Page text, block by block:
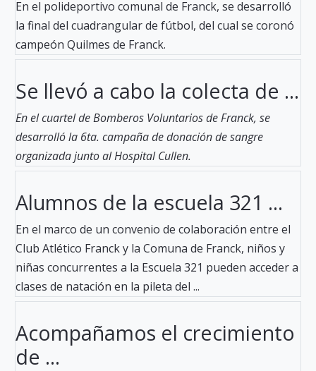
En el polideportivo comunal de Franck, se desarrolló
la final del cuadrangular de fútbol, del cual se coronó
campeón Quilmes de Franck.
Se llevó a cabo la colecta de ...
En el cuartel de Bomberos Voluntarios de Franck, se
desarrolló la 6ta. campaña de donación de sangre
organizada junto al Hospital Cullen.
Alumnos de la escuela 321 ...
En el marco de un convenio de colaboración entre el
Club Atlético Franck y la Comuna de Franck, niños y
niñas concurrentes a la Escuela 321 pueden acceder a
clases de natación en la pileta del ...
Acompañamos el crecimiento
de ...